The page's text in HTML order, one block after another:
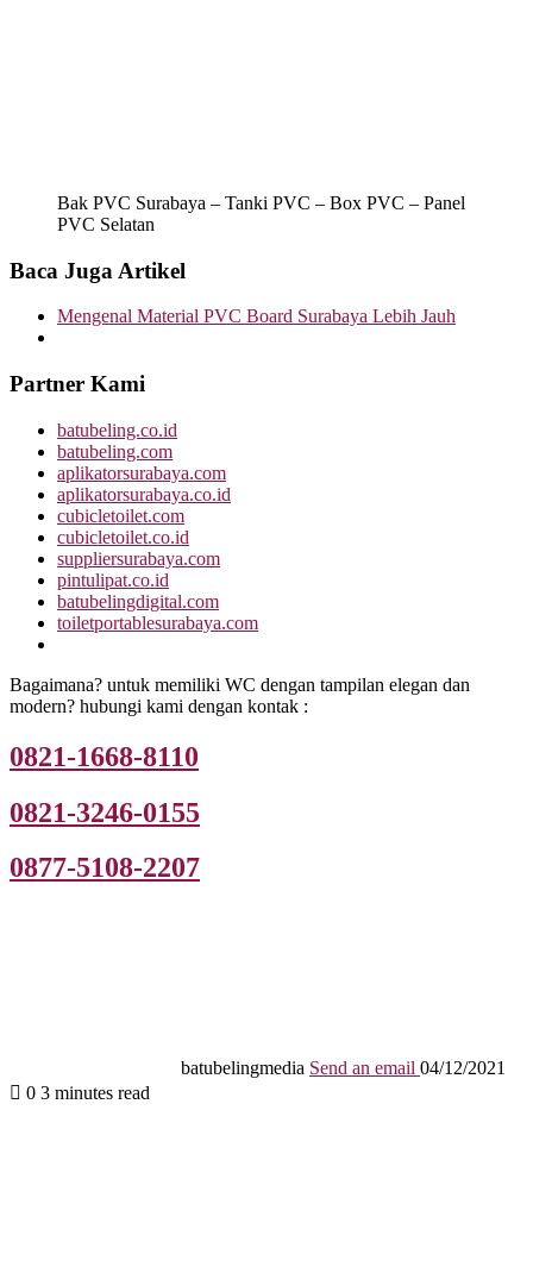
Bak PVC Surabaya – Tanki PVC – Box PVC – Panel
PVC Selatan
Baca Juga Artikel
Mengenal Material PVC Board Surabaya Lebih Jauh
Partner Kami
batubeling.co.id
batubeling.com
aplikatorsurabaya.com
aplikatorsurabaya.co.id
cubicletoilet.com
cubicletoilet.co.id
suppliersurabaya.com
pintulipat.co.id
batubelingdigital.com
toiletportablesurabaya.com
Bagaimana? untuk memiliki WC dengan tampilan elegan dan
modern? hubungi kami dengan kontak :
0821-1668-8110
0821-3246-0155
0877-5108-2207
batubelingmedia Send an email 04/12/2021
0 3 minutes read